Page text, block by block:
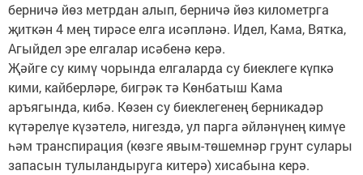
берничә йөз метрдан алып, берничә йөз километрга
җиткән 4 мең тирәсе елга исәпләнә. Идел, Кама, Вятка,
Агыйдел эре елгалар исәбенә керә.
Җәйге су кимү чорында елгаларда су биеклеге күпкә
кими, кайберләре, бигрәк тә Көнбатыш Кама
аръягында, кибә. Көзен су биеклегенең берникадәр
күтәрелүе күзәтелә, нигездә, ул парга әйләнүнең кимүе
һәм транспирация (көзге явым-төшемнәр грунт сулары
запасын тулыландыруга китерә) хисабына керә.